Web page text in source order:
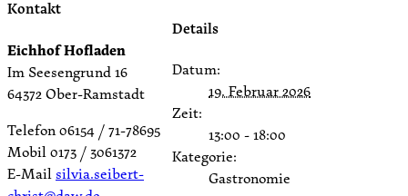
Details
Datum:
19. Februar 2026
Zeit:
13:00 - 18:00
Kategorie:
Gastronomie
Kontakt
Eichhof Hofladen
Im Seesengrund 16
64372 Ober-Ramstadt
Telefon 06154 / 71-78695
Mobil 0173 / 3061372
E-Mailsilvia.seibert-